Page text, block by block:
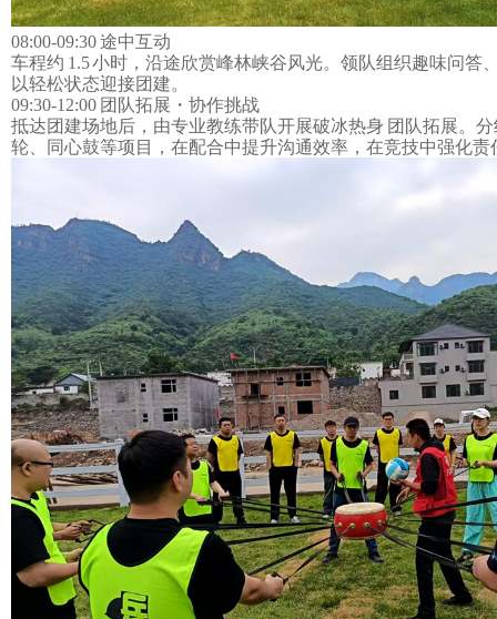
08:00-09:30 途中互动
车程约 1.5 小时，沿途欣赏峰林峡谷风光。领队组织趣味问答
以轻松状态迎接团建。
09:30-12:00 团队拓展 ・协作挑战
抵达团建场地后，由专业教练带队开展破冰热身 团队拓展。
轮、同心鼓等项目，在配合中提升沟通效率，在竞技中强化